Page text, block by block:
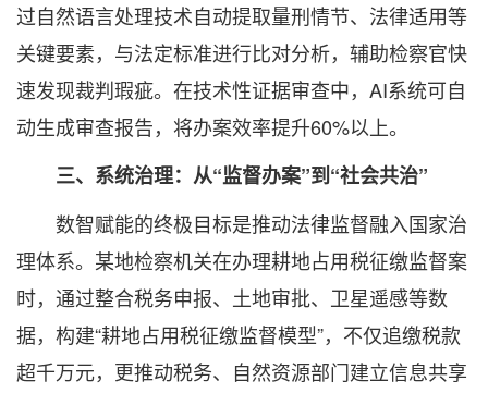
过自然语言处理技术自动提取量刑情节、法律适用等
关键要素，与法定标准进行比对分析，辅助检察官快
速发现裁判瑕疵。在技术性证据审查中，AI系统可自
动生成审查报告，将办案效率提升60%以上。
三、系统治理：从“监督办案”到“社会共治”
数智赋能的终极目标是推动法律监督融入国家治
理体系。某地检察机关在办理耕地占用税征缴监督案
时，通过整合税务申报、土地审批、卫星遥感等数
据，构建“耕地占用税征缴监督模型”，不仅追缴税款
超千万元，更推动税务、自然资源部门建立信息共享